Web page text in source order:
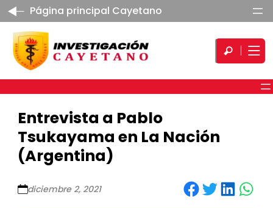
Página principal Cayetano
Entrevista a Pablo
Tsukayama en La Nación
(Argentina)
diciembre 2, 2021 Share on Facebook Share on Twitter Share on LinkedIn Share on WhatsApp